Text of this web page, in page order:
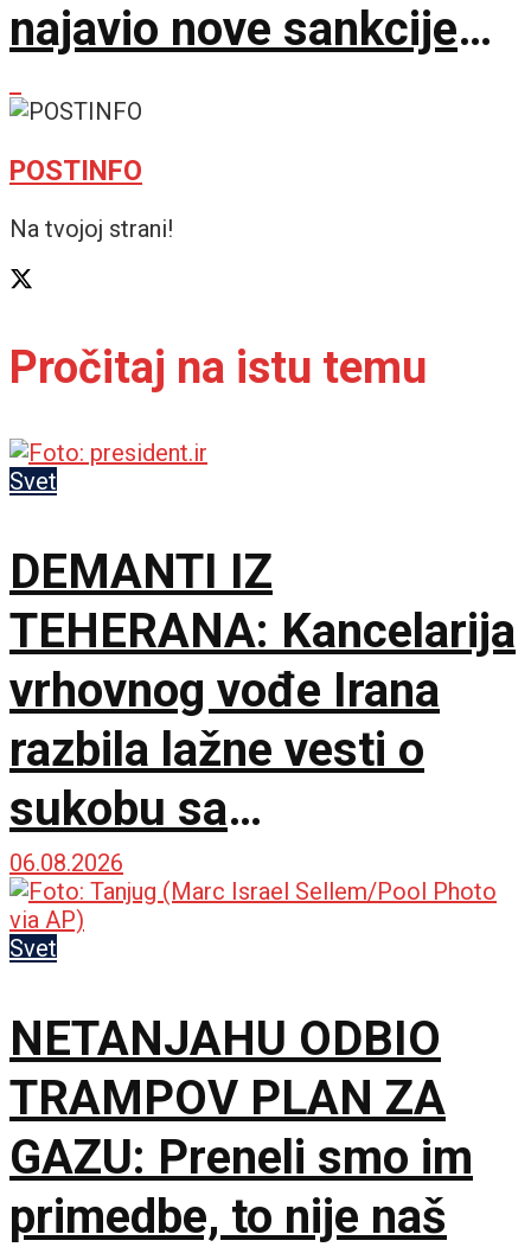
najavio nove sankcije
protiv Rusije
POSTINFO
Na tvojoj strani!
Pročitaj na istu temu
Svet
DEMANTI IZ
TEHERANA: Kancelarija
vrhovnog vođe Irana
razbila lažne vesti o
sukobu sa
predsednikom
Pezeškijanom
06.08.2026
Svet
NETANJAHU ODBIO
TRAMPOV PLAN ZA
GAZU: Preneli smo im
primedbe, to nije naš